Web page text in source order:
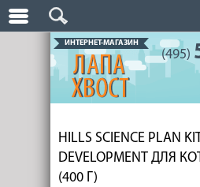
ИНТЕРНЕТ-МАГАЗИН
(495)
HILLS SCIENCE PLAN
DEVELOPMENT ДЛЯ
(400 Г)